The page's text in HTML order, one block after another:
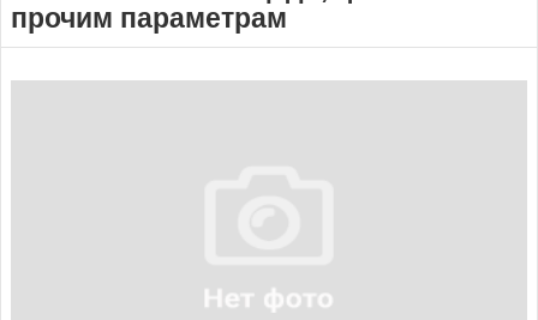
прочим параметрам